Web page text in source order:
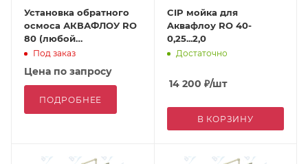
Установка обратного
осмоса АКВАФЛОУ RO
80 (любой
производительности)
Под заказ
Цена по запросу
ПОДРОБНЕЕ
CIP мойка для
Aквафлоу RO 40-
0,25...2,0
Достаточно
14 200 ₽/шт
В КОРЗИНУ